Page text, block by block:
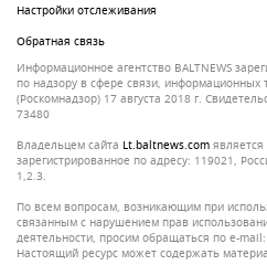
Настройки отслеживания
Обратная связь
Информационное агентство BALTNEWS
по надзору в сфере связи, информационных
(Роскомнадзор) 17 августа 2018 г.
73480
Владельцем сайта lt.baltnews.com
зарегистрированное по адресу: 119021,
1,2.3.
По всем вопросам, возникающим при
связанным с нарушением прав
деятельности, просим обращаться по e-mail:
Настоящий ресурс может содержать